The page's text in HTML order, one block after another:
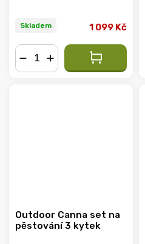
Skladem 1 099 Kč
Outdoor Canna set na
pěstování 3 kytek